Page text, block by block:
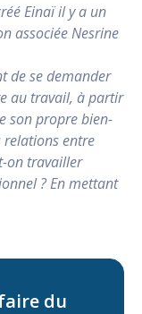
Einaï il y a un
associée Nesrine
de se demander
au travail, à partir
son propre bien-
entre
on travailler
? En mettant
du